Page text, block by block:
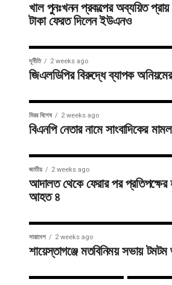
খাল পুনঃখনন প্রকল্পের অব্যয়িত
টাকা ফেরত দিলেন ইউএনও
দূর্নীতি 2 weeks ago
জিএলডিপির বিরুদ্ধে ব্যাপক
মিরর বিশেষ 2 weeks ago
বিএনপি নেতার নামে সাংবাদিকের
জাতীয় 2 weeks ago
আদালত থেকে ফেরার পর প্রতিপক্ষের
আহত ৪
সারাদেশ 2 weeks ago
শায়েস্তাগঞ্জে মতবিনিময় সভায় টমটম
সাতছড়িতে
সড়ক ধসে
বালুভর্তি
ট্রাক খাদে,
যান চলাচল
বন্ধ
২
বিএনপি
হামলা